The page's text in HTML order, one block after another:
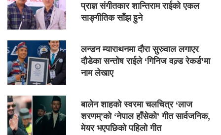
प्राज्ञ संगीतकार शान्तिराम राईको एकल
साङ्गीतिक साँझ हुने
लन्डन म्याराथनमा दौरा सुरुवाल लगाएर
दौडेका सन्तोष राईले ‘गिनिज वल्र्ड रेकर्ड’मा
नाम लेखाए
बालेन शाहको स्वरमा चलचित्र ‘लाज
शरणम्’को ‘नेपाल हाँसेको’ गीत सार्वजनिक,
मेयर भएपछिको पहिलो गीत